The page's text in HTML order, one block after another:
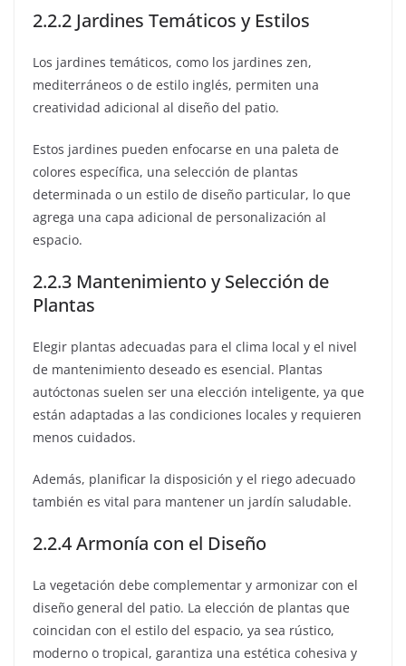
2.2.2 Jardines Temáticos y Estilos
Los jardines temáticos, como los jardines zen,
mediterráneos o de estilo inglés, permiten una
creatividad adicional al diseño del patio.
Estos jardines pueden enfocarse en una paleta de
colores específica, una selección de plantas
determinada o un estilo de diseño particular, lo que
agrega una capa adicional de personalización al
espacio.
2.2.3 Mantenimiento y Selección de
Plantas
Elegir plantas adecuadas para el clima local y el nivel
de mantenimiento deseado es esencial. Plantas
autóctonas suelen ser una elección inteligente, ya que
están adaptadas a las condiciones locales y requieren
menos cuidados.
Además, planificar la disposición y el riego adecuado
también es vital para mantener un jardín saludable.
2.2.4 Armonía con el Diseño
La vegetación debe complementar y armonizar con el
diseño general del patio. La elección de plantas que
coincidan con el estilo del espacio, ya sea rústico,
moderno o tropical, garantiza una estética cohesiva y